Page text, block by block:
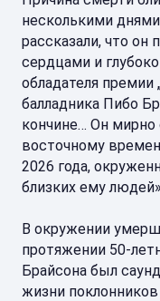
несколькими
рассказали, что он
сердцами и
обладателя премии
балладника Пибо
кончине… Он мирно
восточному
2026 года,
близких ему
В окружении
протяжении 50-
Брайсона был
жизни